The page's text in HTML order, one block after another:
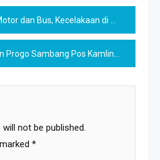
dan Bus, Kecelakaan di Jl Wates Temon
Sambang Pos Kamling Durungan – Wates
not be published.
*